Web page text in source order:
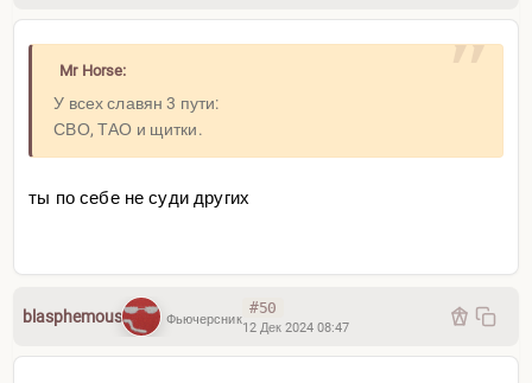
Mr Horse:
У всех славян 3 пути:
СВО, ТАО и щитки.
ты по себе не суди других
blasphemous Фьючерсник
#50
12 Дек 2024 08:47